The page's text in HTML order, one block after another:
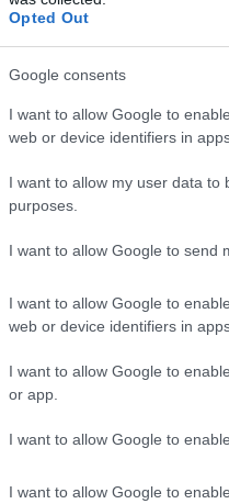
Opted Out
Google consents
I want to allow Google to
web or device identifiers in
I want to allow my user data to
purposes.
I want to allow Google to send
I want to allow Google to
web or device identifiers in
I want to allow Google to
or app.
I want to allow Google to
I want to allow Google to